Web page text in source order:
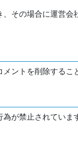
その場合に運営会
ントを削除するこ
が禁止されていま